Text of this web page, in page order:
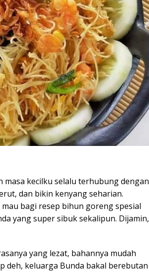
masa kecilku selalu terhubung dengan
dan bikin kenyang seharian.
bagi resep bihun goreng spesial
yang super sibuk sekalipun. Dijamin,
yang lezat, bahannya mudah
deh, keluarga Bunda bakal berebutan